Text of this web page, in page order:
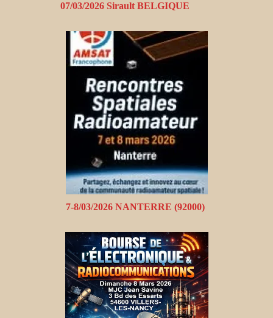
07/03/2026 Sirault BELGIQUE
7-8/03/2026 NANTERRE (92000)